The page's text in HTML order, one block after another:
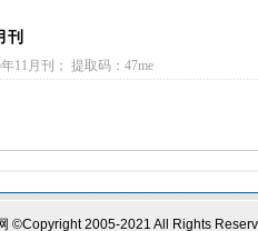
刊
11月刊； 提取码：47me
©Copyright 2005-2021 All Rights